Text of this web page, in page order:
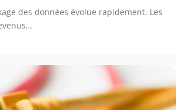
des données évolue rapidement. Les